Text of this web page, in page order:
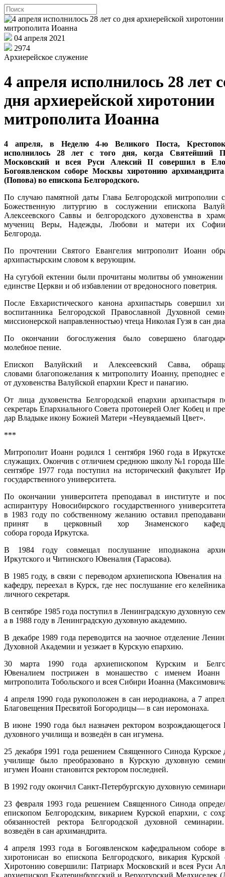
04 апреля 2021
2974
Архиерейское служение
4 апреля исполнилось 28 лет
дня архиерейской хиротонии
митрополита Иоанна
4 апреля, в Неделю 4-ю Великого Поста,
исполнилось 28 лет с того дня, когда Святейший
Московский и всея Руси Алексий II совершил в
Богоявленском соборе Москвы хиротонию
(Попова) во епископа Белгородского.
По случаю памятной даты Глава Белгородской митрополии
Божественную литургию в сослужении епископа
Алексеевского Саввы и белгородского духовенства в
мучениц Веры, Надежды, Любови и матери их Софии
Белгорода.
По прочтении Святого Евангелия митрополит Иоанн
архипастырским словом к верующим.
На сугубой ектении были прочитаны молитвы об
единстве Церкви и об избавлении от вредоносного поветрия.
После Евхаристического канона архипастырь совершил
воспитанника Белгородской Православной Духовной
миссионерской направленностью) чтеца Николая Гузя в сан
По окончании богослужения было совершено
молебное пение.
Епископ Валуйский и Алексеевский Савва,
словами благопожелания к митрополиту Иоанну, преподнес
от духовенства Валуйской епархии Крест и панагию.
От лица духовенства Белгородской епархии архипастыря
секретарь Епархиального Совета протоиерей Олег Кобец и
дар Владыке икону Божией Матери «Неувядаемый Цвет».
***
Митрополит Иоанн родился 1 сентября 1960 года в
служащих. Окончив с отличием среднюю школу №1 города
сентябре 1977 года поступил на исторический факультет
государственного университета.
По окончании университета преподавал в институте и
аспирантуру Новосибирского государственного
в 1983 году по собственному желанию оставил
принят в церковный хор
Знаменского
собора города Иркутска.
В
1984 году совмещал послушание иподиакона
Иркутского и Читинского Ювеналия (Тарасова).
В 1985 году, в связи с переводом архиепископа Ювеналия на
кафедру, переехал в Курск, где нес послушание его
личного секретаря.
В сентябре 1985 года поступил в Ленинградскую духовную
а в 1988 году в Ленинградскую духовную академию.
В декабре 1989 года переводится на заочное отделение
Духовной Академии и уезжает в Курскую епархию.
30 марта
1990 года
архиепископом Курским и
Ювеналием
пострижен в монашество с именем
Иоанн
митрополита Тобольского и всея Сибири Иоанна
4 апреля 1990 года рукоположен в сан иеродиакона, а 7
Благовещения Пресвятой Богородицы— в сан иеромонаха.
В июне 1990 года был назначен ректором возрождающегося
духовного училища и возведён в сан игумена.
25 декабря 1991 года решением Священного Синода Курское
училище было преобразовано в Курскую духовную
игумен Иоанн становится ректором последней.
В 1992 году окончил Санкт-Петербургскую духовную
23 февраля 1993 года решением Священного Синода
епископом Белгородским, викарием Курской епархии, с
обязанностей ректора Белгородской духовной
возведён в сан архимандрита.
4 апреля 1993 года в Богоявленском кафедральном соборе
хиротонисан во епископа Белгородского, викария Курской
Хиротонию совершили: Патриарх Московский и всея Руси
архиепископ Екатеринбургский и Верхотурский Мелхиседек